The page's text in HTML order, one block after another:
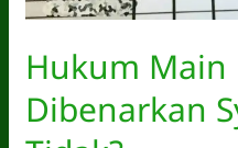
Hukum Main
Dibenarkan